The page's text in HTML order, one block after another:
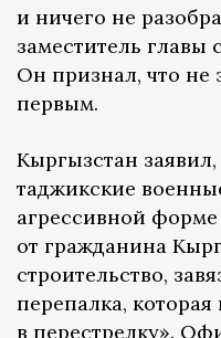
и ничего не
заместитель главы
Он признал, что не
первым.
Кыргызстан
таджикские
агрессивной
от гражданина
строительство,
перепалка, которая
в перестрелку».